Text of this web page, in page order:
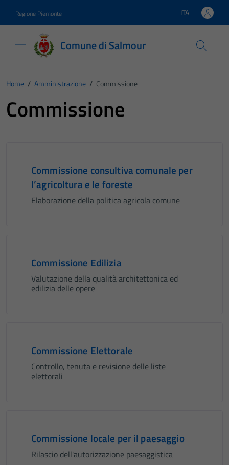
Regione Piemonte Lingua attiva:
ITA
Comune di Salmour
Home / Amministrazione / Commissione
Commissione
Commissione consultiva comunale per
l’agricoltura e le foreste
Elaborazione della politica agricola comune
Commissione Edilizia
Valutazione della qualità architettonica ed
edilizia delle opere
Commissione Elettorale
Controllo, tenuta e revisione delle liste
elettorali
Commissione locale per il paesaggio
Rilascio dell'autorizzazione paesaggistica